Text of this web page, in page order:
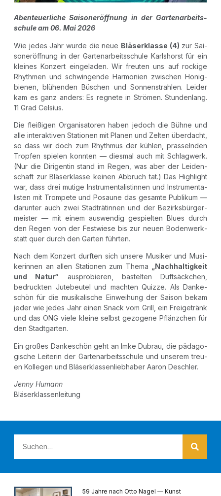
Aben­teu­er­li­che Sai­son­er­öff­nung in der Gar­ten­ar­beits­
schu­le am 06. Mai 2026
Wie jedes Jahr wur­de die neue Blä­ser­klas­se (4) zur Sai­
son­er­öff­nung in der Gar­ten­ar­beits­schu­le Karls­horst für ein
klei­nes Kon­zert ein­ge­la­den. Wir freu­ten uns auf rocki­ge
Rhyth­men und schwin­gen­de Har­mo­nien zwi­schen Honig­
bie­nen, blü­hen­den Büschen und Son­nen­strah­len. Lei­der
kam es ganz anders: Es reg­ne­te in Strö­men. Stun­den­lang.
11 Grad Celsius.
Die flei­ßi­gen Orga­ni­sa­to­ren haben jedoch die Büh­ne und
alle inter­ak­ti­ven Sta­tio­nen mit Pla­nen und Zel­ten über­dacht,
so dass wir doch zum Rhyth­mus der küh­len, pras­seln­den
Trop­fen spie­len konn­ten — dies­mal auch mit Schlag­werk.
(Nur die Diri­gen­tin stand im Regen, was aber der Lei­den­
schaft zur Blä­ser­klas­se kei­nen Abbruch tat.) Das High­light
war, dass drei muti­ge Instru­men­ta­lis­tin­nen und Instru­men­ta­
lis­ten mit Trom­pe­te und Posau­ne das gesam­te Publi­kum —
dar­un­ter auch zwei Stadt­rä­tin­nen und der Bezirks­bür­ger­
meis­ter — mit einem aus­wen­dig gespiel­ten Blues durch
den Regen von der Fest­wie­se bis zur neu­en Boden­werk­
statt quer durch den Gar­ten führten.
Nach dem Kon­zert durf­ten sich unse­re Musi­ker und Musi­
ke­rin­nen an allen Sta­tio­nen zum The­ma
„Nach­hal­tig­keit
und Natur“ aus­pro­bie­ren, bas­tel­ten Duft­säck­chen,
bedruck­ten Jute­beu­tel und mach­ten Quiz­ze. Als Dan­ke­
schön für die musi­ka­li­sche Ein­wei­hung der Sai­son bekam
jeder wie jedes Jahr einen Snack vom Grill, ein Frei­ge­tränk
und das ONG vie­le klei­ne selbst gezo­ge­ne Pflänz­chen für
den Stadtgarten.
Ein gro­ßes Dan­ke­schön geht an Imke Dubrau, die päd­ago­
gi­sche Lei­te­rin der Gar­ten­ar­beits­schu­le und unse­rem treu­
en Kol­le­gen und Blä­ser­klas­sen­lieb­ha­ber Aaron Deschler.
Jen­ny Humann
Blä­ser­klas­sen­lei­tung
59 Jahre nach Otto Nagel — Kunst